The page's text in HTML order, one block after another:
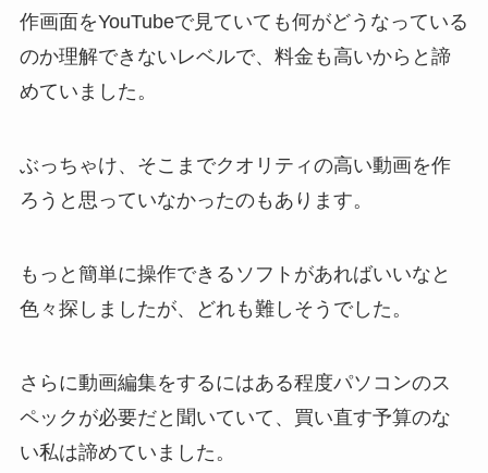
作画面をYouTubeで見ていても何がどうなっている
のか理解できないレベルで、料金も高いからと諦
めていました。
ぶっちゃけ、そこまでクオリティの高い動画を作
ろうと思っていなかったのもあります。
もっと簡単に操作できるソフトがあればいいなと
色々探しましたが、どれも難しそうでした。
さらに動画編集をするにはある程度パソコンのス
ペックが必要だと聞いていて、買い直す予算のな
い私は諦めていました。